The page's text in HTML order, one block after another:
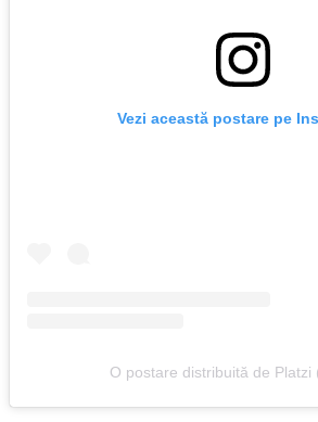
Vezi această postare pe
O postare distribuită de Platzi